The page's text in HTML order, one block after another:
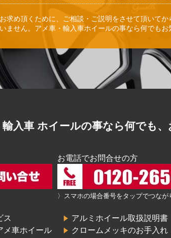
求め頂くために、ご相談・ご説明をさせて頂いて
ません。アメ車・輸入車ホイールの事なら何でもお
入車 ホイールの事なら何でも、
お電話でお問合せの方
〉スマホの場合番号をタップでつなが
ス
メ車ホイール
アルミホイール取扱説明書
クロームメッキのお手入れ